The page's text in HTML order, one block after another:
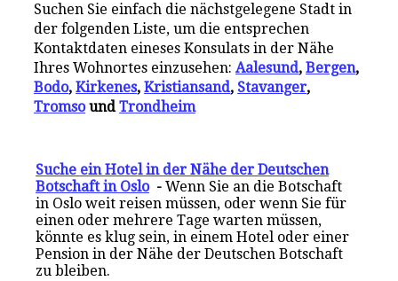
Suchen Sie einfach die nächstgelegene Stadt in
der folgenden Liste, um die entsprechen
Kontaktdaten eineses Konsulats in der Nähe
Ihres Wohnortes einzusehen:Aalesund,Bergen,
Bodo,Kirkenes,Kristiansand, Stavanger,
TromsoundTrondheim
Suche ein Hotel in der Nähe der Deutschen
Botschaft in Oslo -Wenn Sie an die Botschaft
in Oslo weit reisen müssen, oder wenn Sie für
einen oder mehrere Tage warten müssen,
könnte es klug sein, in einem Hotel oder einer
Pension in der Nähe der Deutschen Botschaft
zu bleiben.